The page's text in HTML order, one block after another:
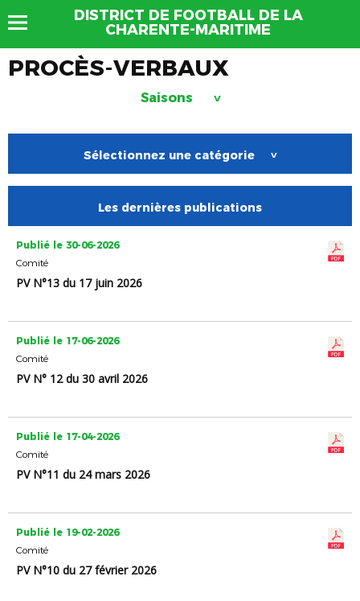
DISTRICT DE FOOTBALL DE LA
CHARENTE-MARITIME
PROCÈS-VERBAUX
Saisons >
Sélectionnez une catégorie >
Les dernières publications
Publié le 30-06-2026
Comité
PV N°13 du 17 juin 2026
Publié le 17-06-2026
Comité
PV N° 12 du 30 avril 2026
Publié le 17-04-2026
Comité
PV N°11 du 24 mars 2026
Publié le 19-02-2026
Comité
PV N°10 du 27 février 2026